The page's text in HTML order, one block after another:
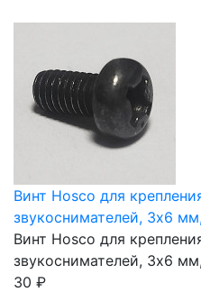
Винт Hosco для
звукоснимателей, 3х6
Винт Hosco для
звукоснимателей, 3х6
30 ₽